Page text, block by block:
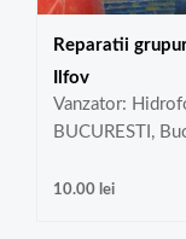
Reparatii
Ilfov
Vanzator:
BUCURESTI,
10.00 lei